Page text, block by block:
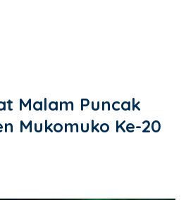
Malam Puncak
Mukomuko Ke-20